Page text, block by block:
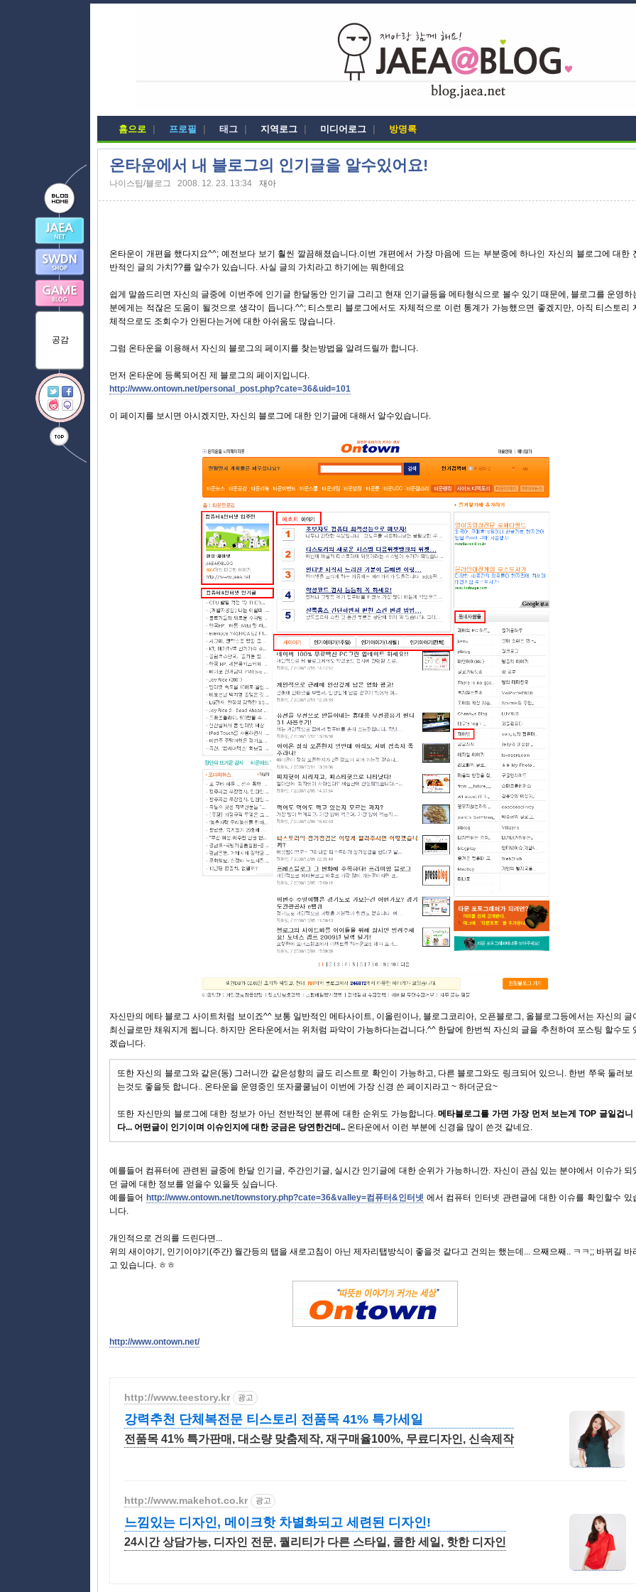
홈으로 프로필 태그 지역로그 미디어로그 방명록
온타운에서 내 블로그의 인기글을 알수있어요!
나이스팁/블로그 2008. 12. 23. 13:34 재아
온타운이 개편을 했다지요^^; 예전보다 보기 훨씬 깔끔해졌습니다.이번 개편에서 가장 마음에 드는 부분중에 하나인 자신의 블로그에 대한
반적인 글의 가치??를 알수가 있습니다. 사실 글의 가치라고 하기에는 뭐한데요
쉽게 말씀드리면 자신의 글중에 이번주에 인기글 한달동안 인기글 그리고 현재 인기글등을 메타형식으로 볼수 있기 때문에, 블로그를 운영하
분에게는 적잖은 도움이 될것으로 생각이 듭니다.^^; 티스토리 블로그에서도 자체적으로 이런 통계가 가능했으면 좋겠지만, 아직 티스토리
체적으로도 조회수가 안된다는거에 대한 아쉬움도 많습니다.
그럼 온타운을 이용해서 자신의 블로그의 페이지를 찾는방법을 알려드릴까 합니다.
먼저 온타운에 등록되어진 제 블로그의 페이지입니다.
http://www.ontown.net/personal_post.php?cate=36&uid=101
이 페이지를 보시면 아시겠지만, 자신의 블로그에 대한 인기글에 대해서 알수있습니다.
자신만의 메타 블로그 사이트처럼 보이죠^^ 보통 일반적인 메타사이트, 이올린이나, 블로그코리아, 오픈블로그, 올블로그등에서는 자신의 글
최신글로만 채워지게 됩니다. 하지만 온타운에서는 위처럼 파악이 가능하다는겁니다.^^ 한달에 한번씩 자신의 글을 추천하여 포스팅 할수도
겠습니다.
또한 자신의 블로그와 같은(동) 그러니깐 같은성향의 글도 리스트로 확인이 가능하고, 다른 블로그와도 링크되어 있으니. 한번 쭈욱 둘러보
는것도 좋을듯 합니다.. 온타운을 운영중인 또자쿨쿨님이 이번에 가장 신경 쓴 페이지라고 ~ 하더군요~
또한 자신만의 블로그에 대한 정보가 아닌 전반적인 분류에 대한 순위도 가능합니다.메타블로그를 가면 가장 먼저 보는게 TOP 글일겁니
다... 어떤글이 인기이며 이슈인지에 대한 궁금은 당연한건데.. 온타운에서 이런 부분에 신경을 많이 쓴것 같네요.
예를들어 컴퓨터에 관련된 글중에 한달 인기글, 주간인기글, 실시간 인기글에 대한 순위가 가능하니깐. 자신이 관심 있는 분야에서 이슈가 되
던 글에 대한 정보를 얻을수 있을듯 싶습니다.
예를들어 http://www.ontown.net/townstory.php?cate=36&valley=컴퓨터&인터넷 에서 컴퓨터 인터넷 관련글에 대한 이슈를 확인할수 있
니다.
개인적으로 건의를 드린다면...
위의 새이야기, 인기이야기(주간) 월간등의 탭을 새로고침이 아닌 제자리탭방식이 좋을것 같다고 건의는 했는데... 으째으째.. ㅋㅋ;; 바뀌길 바
고 있습니다. ㅎㅎ
http://www.ontown.net/
http://www.teestory.kr 광고
강력추천 단체복전문 티스토리 전품목 41% 특가세일
전품목 41% 특가판매, 대소량 맞춤제작, 재구매율100%, 무료디자인, 신속제작
http://www.makehot.co.kr 광고
느낌있는 디자인, 메이크핫 차별화되고 세련된 디자인!
24시간 상담가능, 디자인 전문, 퀄리티가 다른 스타일, 쿨한 세일, 핫한 디자인
공감